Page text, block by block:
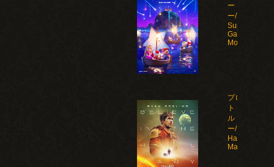
ー・ムービ
ー/The
Super Mario
Galaxy
Movie(2026)
プロジェク
ト・ヘイ
ル・メアリ
ー/Project
Hail
Mary(2026)